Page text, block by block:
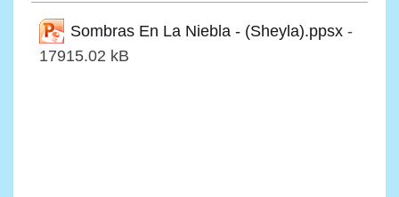
Sombras En La Niebla - (Sheyla).ppsx -
17915.02 kB